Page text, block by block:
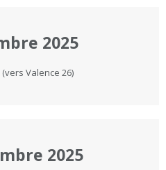
2025
Valence 26)
2025